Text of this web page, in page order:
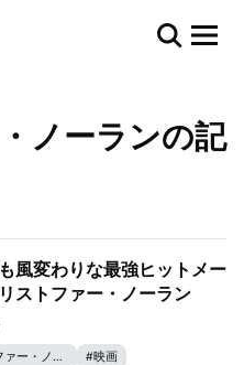
ノーランの記
風変わりな最強ヒットメー
ストファー・ノーラン
・ノーラン #映画